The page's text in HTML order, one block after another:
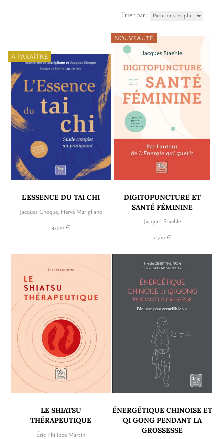
Trier par : Parutions les plu…
À PARAÎTRE
L'ESSENCE DU TAI CHI
Jacques Choque, Hervé Marigliano
37,00 €
NOUVEAUTÉ
DIGITOPUNCTURE ET
SANTÉ FÉMININE
Jacques Staehle
21,00 €
LE SHIATSU
THÉRAPEUTIQUE
Éric Philippe Martin
ÉNERGÉTIQUE CHINOISE ET
QI GONG PENDANT LA
GROSSESSE